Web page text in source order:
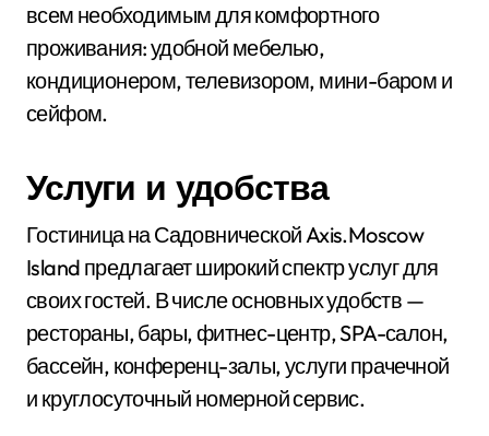
всем необходимым для комфортного
проживания: удобной мебелью,
кондиционером, телевизором, мини-баром и
сейфом.
Услуги и удобства
Гостиница на Садовнической Axis.Moscow
Island предлагает широкий спектр услуг для
своих гостей. В числе основных удобств —
рестораны, бары, фитнес-центр, SPA-салон,
бассейн, конференц-залы, услуги прачечной
и круглосуточный номерной сервис.